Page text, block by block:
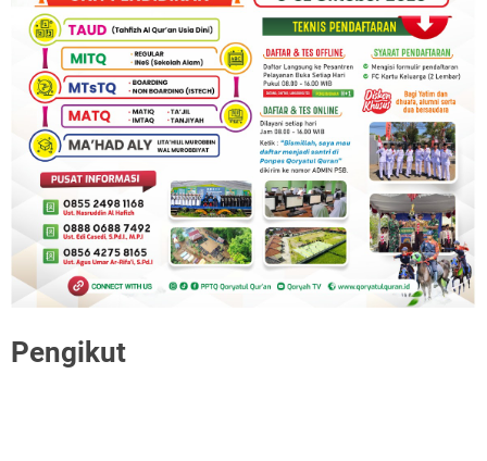
Pengikut